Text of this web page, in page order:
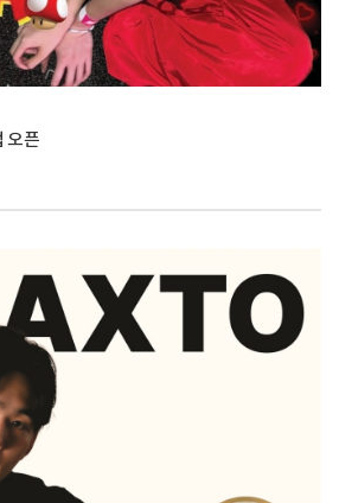
오픈